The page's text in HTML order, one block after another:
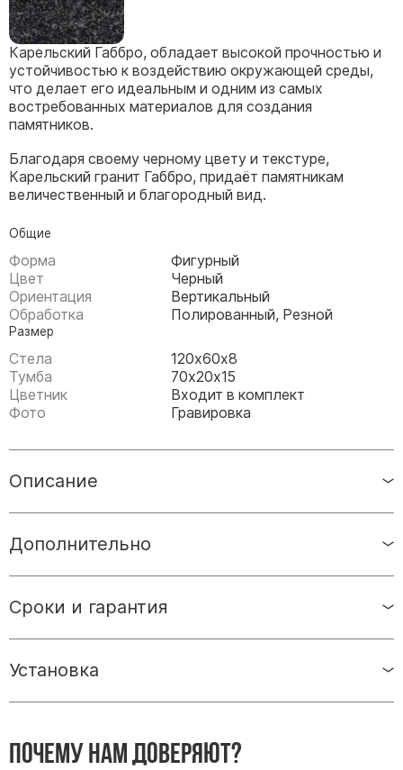
Памятники двойные
Памятники женщине
Памятники девушке
Памятники дочери
Памятники дедушке
Памятники мужу
Памятники парню
Памятники сыну
Памятники вертикальные
Памятники врачу
Памятники Православные
Памятники прямоугольные
Памятники с воздушным креcтом
Памятники стандартные
Карельский Габбро, обладает высокой прочностью и
устойчивостью к воздействию окружающей среды,
что делает его идеальным и одним из самых
востребованных материалов для создания
памятников.
Благодаря своему черному цвету и текстуре,
Карельский гранит Габбро, придаёт памятникам
величественный и благородный вид.
Общие
Форма
Фигурный
Цвет
Черный
Ориентация
Вертикальный
Обработка
Полированный, Резной
Размер
Стела
120х60х8
Тумба
70х20х15
Цветник
Входит в комплект
Фото
Гравировка
Описание
Дополнительно
Сроки и гарантия
Установка
Почему нам доверяют?